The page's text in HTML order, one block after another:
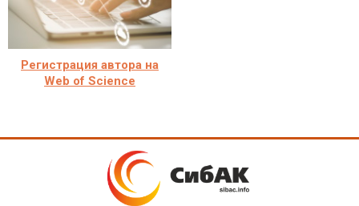
Регистрация автора на
Web of Science